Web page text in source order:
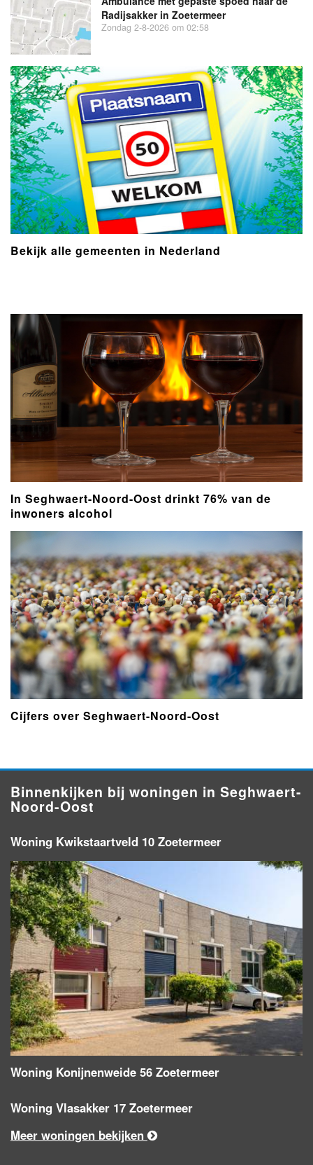
Radijsakker in Zoetermeer
Zondag 2-8-2026 om 02:58
Bekijk alle gemeenten in Nederland
In Seghwaert-Noord-Oost drinkt 76% van de
inwoners alcohol
Cijfers over Seghwaert-Noord-Oost
Binnenkijken bij woningen in Seghwaert-
Noord-Oost
Woning Kwikstaartveld 10 Zoetermeer
Woning Konijnenweide 56 Zoetermeer
Woning Vlasakker 17 Zoetermeer
Meer woningen bekijken